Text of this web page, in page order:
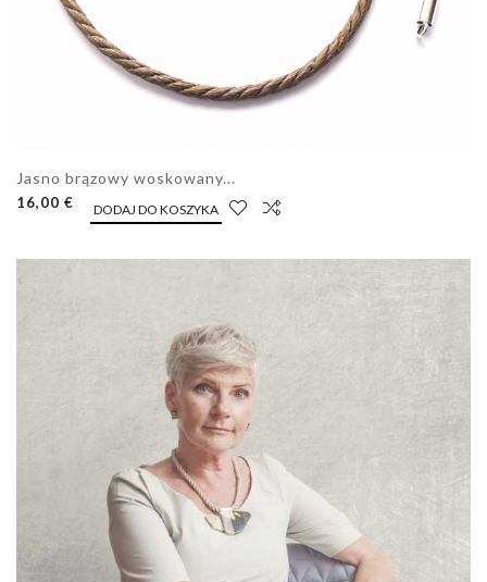
Jasno brązowy woskowany...
16,00 € DODAJ DO KOSZYKA